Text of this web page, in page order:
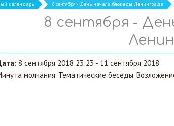
календарь 8 сентября - День начала блокады Ленинграда
8 сентября -
8 сентября 2018 23:23 - 11 сентября 2018
молчания. Тематические беседы.